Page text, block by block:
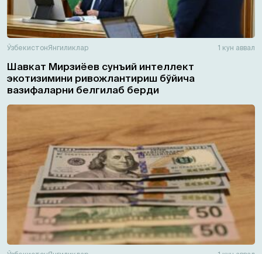
ЎзбекистонЯнгиликлар 1 кун аввал
Шавкат Мирзиёев сунъий интеллект
экотизимини ривожлантириш бўйича
вазифаларни белгилаб берди